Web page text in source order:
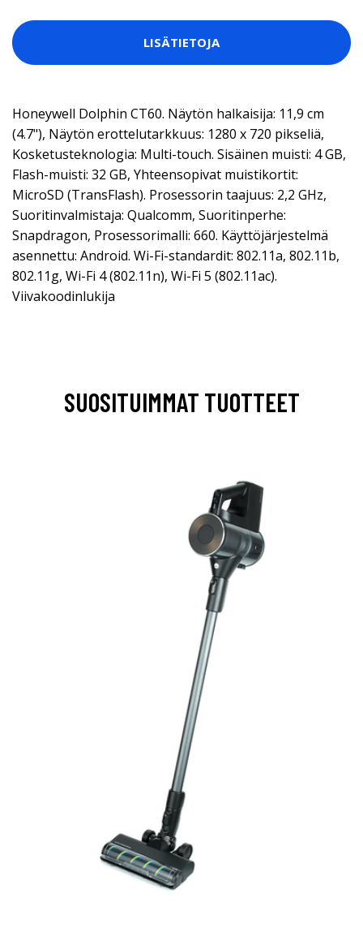
LISÄTIETOJA
Honeywell Dolphin CT60. Näytön halkaisija: 11,9 cm
(4.7"), Näytön erottelutarkkuus: 1280 x 720 pikseliä,
Kosketusteknologia: Multi-touch. Sisäinen muisti: 4 GB,
Flash-muisti: 32 GB, Yhteensopivat muistikortit:
MicroSD (TransFlash). Prosessorin taajuus: 2,2 GHz,
Suoritinvalmistaja: Qualcomm, Suoritinperhe:
Snapdragon, Prosessorimalli: 660. Käyttöjärjestelmä
asennettu: Android. Wi-Fi-standardit: 802.11a, 802.11b,
802.11g, Wi-Fi 4 (802.11n), Wi-Fi 5 (802.11ac).
Viivakoodinlukija
SUOSITUIMMAT TUOTTEET